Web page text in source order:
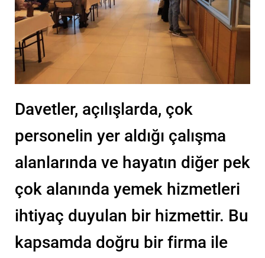
Davetler, açılışlarda, çok
personelin yer aldığı çalışma
alanlarında ve hayatın diğer pek
çok alanında yemek hizmetleri
ihtiyaç duyulan bir hizmettir. Bu
kapsamda doğru bir firma ile